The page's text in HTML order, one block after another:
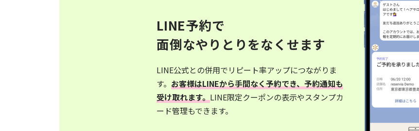
LINE予約で
面倒なやりとりをなくせます
LINE公式との併用でリピート率アップにつながりま
す。 お客様はLINEから手間なく予約でき、予約通知も
受け取れます。 LINE限定クーポンの表示やスタンプカ
ード管理もできます。